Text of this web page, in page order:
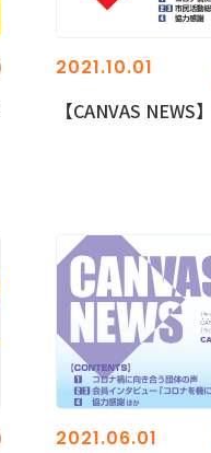
2021.10.01
【CANVAS
2021.06.01